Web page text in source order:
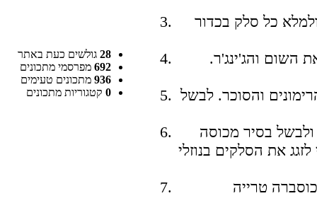
28 גולשים כעת באתר
692 מפרסמי מתכונים
936 מתכונים טעימים
0 קטגוריות מתכונים
כל סלק בכדור
השום והג'ינג'ר.
והסוכר. לבשל
בסיר מכוסה
את הסלקים בנוזלי
טרייה